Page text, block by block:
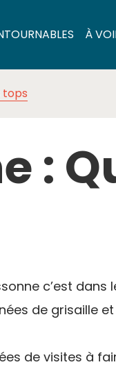
À
tops
:
c’est dans
de grisaille
de visites à